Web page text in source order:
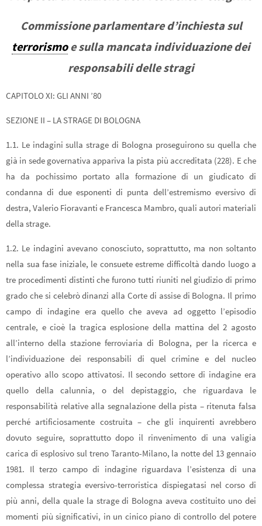
Commissione parlamentare d’inchiesta sul
terrorismoe sulla mancata individuazione dei
responsabili delle stragi
CAPITOLO XI: GLI ANNI ’80
SEZIONE II – LA STRAGE DI BOLOGNA
1.1. Le indagini sulla strage di Bologna proseguirono su quella che
già in sede governativa appariva la pista più accreditata (228). E che
ha da pochissimo portato alla formazione di un giudicato di
condanna di due esponenti di punta dell’estremismo eversivo di
destra, Valerio Fioravanti e Francesca Mambro, quali autori materiali
della strage.
1.2. Le indagini avevano conosciuto, soprattutto, ma non soltanto
nella sua fase iniziale, le consuete estreme difficoltà dando luogo a
tre procedimenti distinti che furono tutti riuniti nel giudizio di primo
grado che si celebrò dinanzi alla Corte di assise di Bologna. Il primo
campo di indagine era quello che aveva ad oggetto l’episodio
centrale, e cioè la tragica esplosione della mattina del 2 agosto
all’interno della stazione ferroviaria di Bologna, per la ricerca e
l’individuazione dei responsabili di quel crimine e del nucleo
operativo allo scopo attivatosi. Il secondo settore di indagine era
quello della calunnia, o del depistaggio, che riguardava le
responsabilità relative alla segnalazione della pista – ritenuta falsa
perché artificiosamente costruita – che gli inquirenti avrebbero
dovuto seguire, soprattutto dopo il rinvenimento di una valigia
carica di esplosivo sul treno Taranto-Milano, la notte del 13 gennaio
1981. Il terzo campo di indagine riguardava l’esistenza di una
complessa strategia eversivo-terroristica dispiegatasi nel corso di
più anni, della quale la strage di Bologna aveva costituito uno dei
momenti più significativi, in un cinico piano di controllo del potere